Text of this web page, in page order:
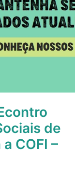
de
COFI –